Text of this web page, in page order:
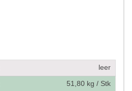
leer
51,80 kg / Stk